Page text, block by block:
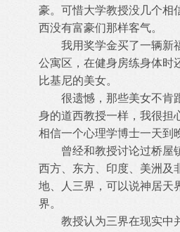
豪。可惜大学教授没几个相
西没有富豪们那样客气。
我用奖学金买了一辆新
公寓区，在健身房练身体时
比基尼的美女。
很遗憾，那些美女不肯
身的道西教授一样，我很担
相信一个心理学博士一天到
曾经和教授讨论过桥屋镇
西方、东方、印度、美洲及
地、人三界，可以说神居天
界。
教授认为三界在现实中